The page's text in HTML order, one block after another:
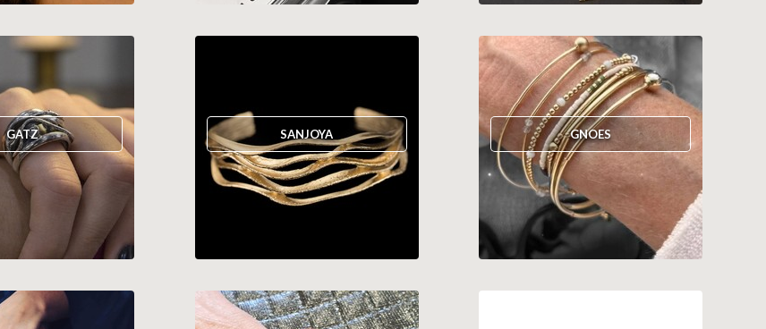
GATZ SANJOYA GNOES